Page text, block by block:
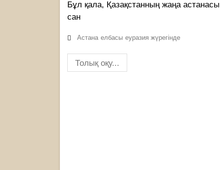
Бұл қала, Қазақстанның жаңа
сан
Астана елбасы еуразия жүрегінде
Толық оқу...